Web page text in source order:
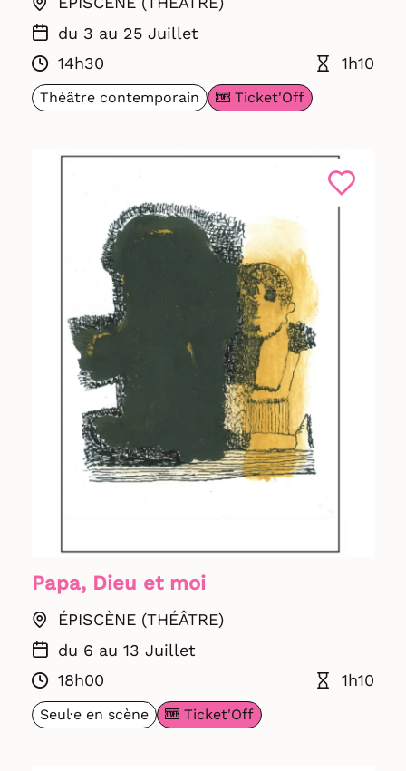
du 3 au 25 Juillet
14h30
1h10
Théâtre contemporain Ticket'Off
Papa, Dieu et moi
ÉPISCÈNE (THÉÂTRE)
du 6 au 13 Juillet
18h00
1h10
Seul·e en scène Ticket'Off